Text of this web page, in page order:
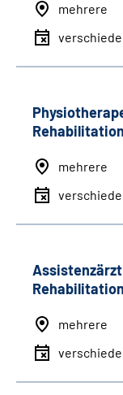
mehrere
mehrere
mehrere